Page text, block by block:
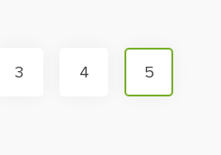
3 4 5